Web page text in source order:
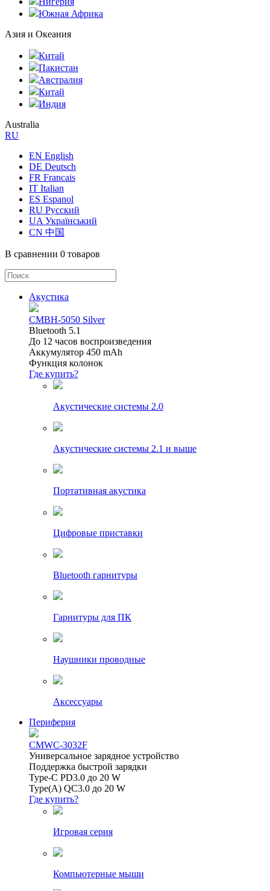
Южная Африка
Азия и Океания
Китай
Пакистан
Австралия
Китай
Индия
Australia
RU
EN English
DE Deutsch
FR Francais
IT Italian
ES Espanol
RU Русский
UA Український
CN 中国
В сравнении 0 товаров
Акустика
CMBH-5050 Silver
Bluetooth 5.1
До 12 часов воспроизведения
Аккумулятор 450 mAh
Функция колонок
Где купить?
Акустические системы 2.0
Акустические системы 2.1 и выше
Портативная акустика
Цифровые приставки
Bluetooth гарнитуры
Гарнитуры для ПК
Наушники проводные
Аксессуары
Периферия
CMWC-3032F
Универсальное зарядное устройство
Поддержка быстрой зарядки
Type-C PD3.0 до 20 W
Type(A) QC3.0 до 20 W
Где купить?
Игровая серия
Компьютерные мыши